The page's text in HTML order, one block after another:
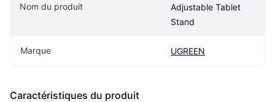
Nom du produit
Adjustable Tablet
Stand
Marque UGREEN
Caractéristiques du produit